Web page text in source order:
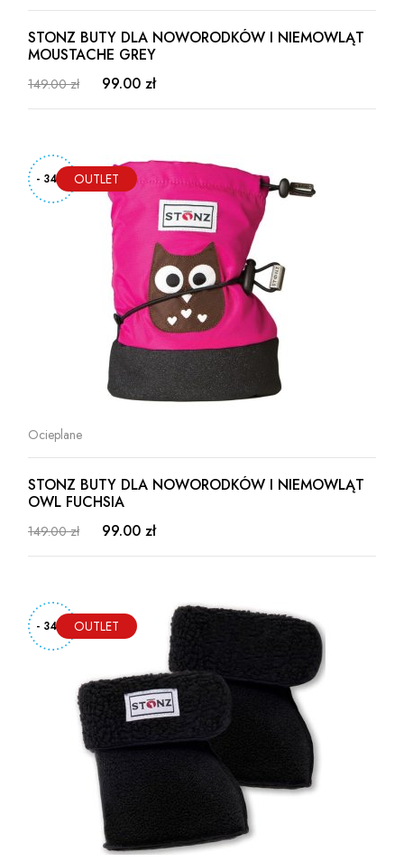
STONZ BUTY DLA NOWORODKÓW I NIEMOWLĄT
MOUSTACHE GREY
149.00 zł 99.00 zł
- 34%
Ocieplane
STONZ BUTY DLA NOWORODKÓW I NIEMOWLĄT
OWL FUCHSIA
149.00 zł 99.00 zł
- 34%